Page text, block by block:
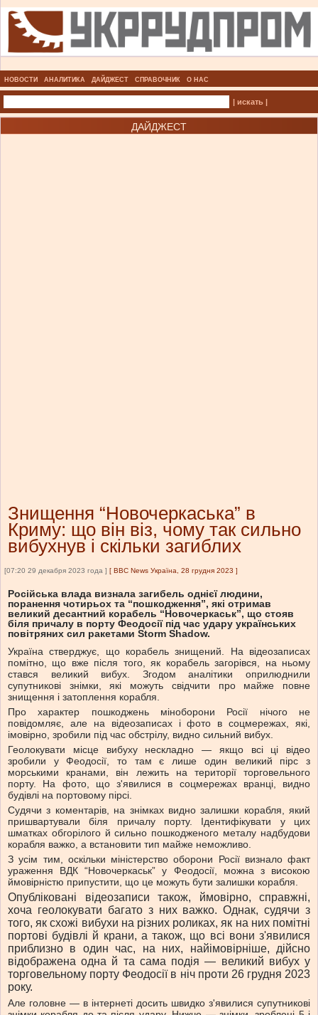
НОВОСТИ АНАЛИТИКА ДАЙДЖЕСТ СПРАВОЧНИК О НАС
| искать |
ДАЙДЖЕСТ
Знищення “Новочеркаська” в
Криму: що він віз, чому так сильно
вибухнув і скільки загиблих
[07:20 29 декабря 2023 года ] [ BBC News Україна, 28 грудня 2023 ]
Російська влада визнала загибель однієї людини,
поранення чотирьох та “пошкодження”, які отримав
великий десантний корабель “Новочеркаськ”, що стояв
біля причалу в порту Феодосії під час удару українських
повітряних сил ракетами Storm Shadow.
Україна стверджує, що корабель знищений. На відеозаписах
помітно, що вже після того, як корабель загорівся, на ньому
стався великий вибух. Згодом аналітики оприлюднили
супутникові знімки, які можуть свідчити про майже повне
знищення і затоплення корабля.
Про характер пошкоджень міноборони Росії нічого не
повідомляє, але на відеозаписах і фото в соцмережах, які,
імовірно, зробили під час обстрілу, видно сильний вибух.
Геолокувати місце вибуху нескладно — якщо всі ці відео
зробили у Феодосії, то там є лише один великий пірс з
морськими кранами, він лежить на території торговельного
порту. На фото, що з'явилися в соцмережах вранці, видно
будівлі на портовому пірсі.
Судячи з коментарів, на знімках видно залишки корабля, який
пришвартували біля причалу порту. Ідентифікувати у цих
шматках обгорілого й сильно пошкодженого металу надбудови
корабля важко, а встановити тип майже неможливо.
З усім тим, оскільки міністерство оборони Росії визнало факт
ураження ВДК “Новочеркаськ” у Феодосії, можна з високою
ймовірністю припустити, що це можуть бути залишки корабля.
Опубліковані відеозаписи також, ймовірно, справжні,
хоча геолокувати багато з них важко. Однак, судячи з
того, як схожі вибухи на різних роликах, як на них помітні
портові будівлі й крани, а також, що всі вони з'явилися
приблизно в один час, на них, найімовірніше, дійсно
відображена одна й та сама подія — великий вибух у
торговельному порту Феодосії в ніч проти 26 грудня 2023
року.
Але головне — в інтернеті досить швидко з'явилися супутникові